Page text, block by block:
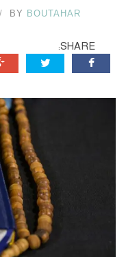
BY BOUTAHAR
SHARE: